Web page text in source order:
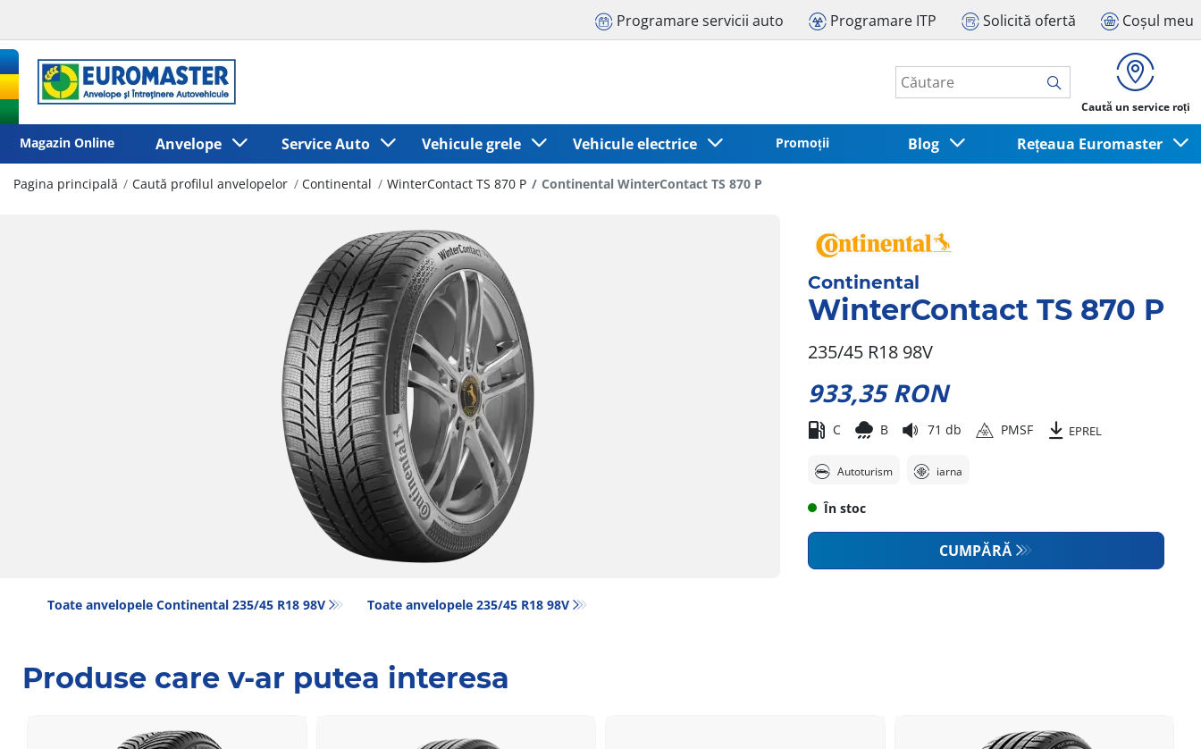
Programare servicii auto Programare ITP Solicită ofertă Coșul meu
Caută un service roți
Magazin Online Anvelope Service Auto Vehicule grele Vehicule electrice Promoții Blog Rețeaua Euromaster
Pagina principală Caută profilul anvelopelor Continental WinterContact TS 870 P Continental WinterContact TS 870 P
Toate anvelopele Continental 235/45 R18 98V Toate anvelopele‎ 235/45 R18 98V
Continental
WinterContact TS 870 P
235/45 R18 98V
933,35 RON
C B 71 db PMSF EPREL
Autoturism iarna
În stoc
CUMPĂRĂ
Produse care v-ar putea interesa